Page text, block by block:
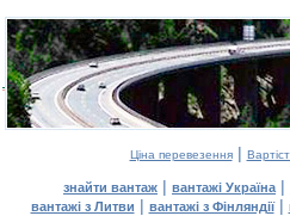
Ціна перевезення|
знайти вантаж | вантажі Україна |
вантажі з Литви | вантажі з Фінляндії|